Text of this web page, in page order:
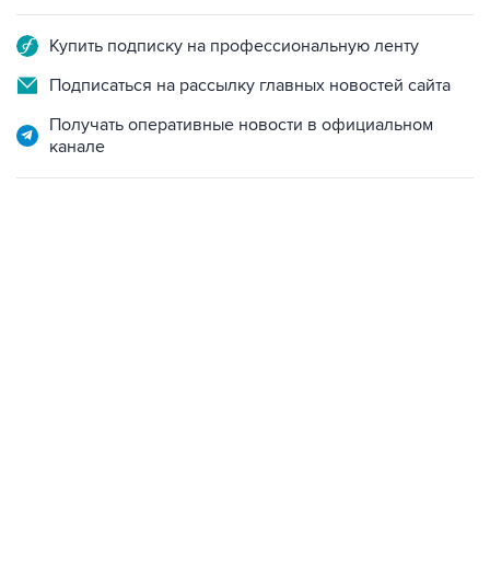
Купить подписку на профессиональную ленту
Подписаться на рассылку главных новостей сайта
Получать оперативные новости в официальном
канале